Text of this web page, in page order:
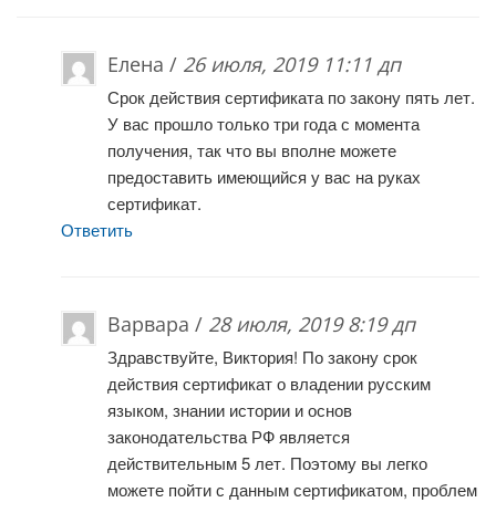
Елена / 26 июля, 2019 11:11 дп
Срок действия сертификата по закону пять лет.
У вас прошло только три года с момента
получения, так что вы вполне можете
предоставить имеющийся у вас на руках
сертификат.
Ответить
Варвара / 28 июля, 2019 8:19 дп
Здравствуйте, Виктория! По закону срок
действия сертификат о владении русским
языком, знании истории и основ
законодательства РФ является
действительным 5 лет. Поэтому вы легко
можете пойти с данным сертификатом, проблем